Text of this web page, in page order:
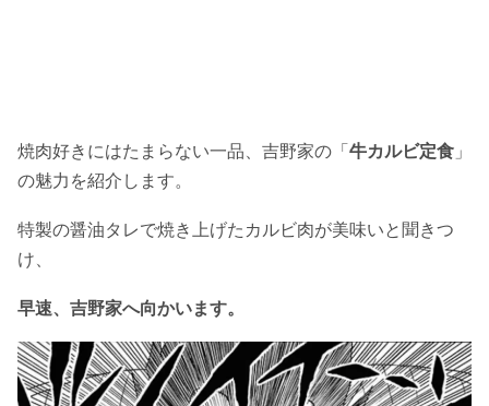
焼肉好きにはたまらない一品、吉野家の「 牛カルビ定食 」
の魅力を紹介します。
特製の醤油タレで焼き上げたカルビ肉が美味いと聞きつ
け、
早速、吉野家へ向かいます。